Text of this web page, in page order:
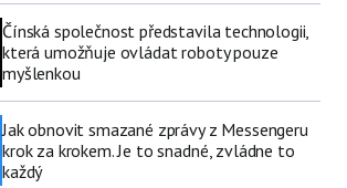
Čínská společnost představila technologii,
která umožňuje ovládat roboty pouze
myšlenkou
Jak obnovit smazané zprávy z Messengeru
krok za krokem. Je to snadné, zvládne to
každý